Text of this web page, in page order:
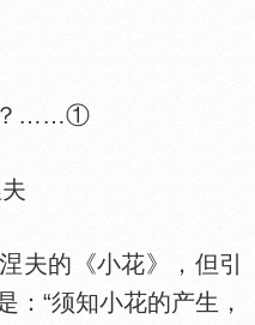
？……①
的《小花》，但引
：“须知小花的产生，